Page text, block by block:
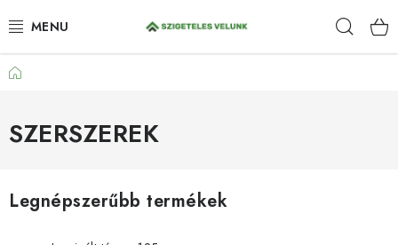
tartalomhoz
HIDROIZOLÁCIÓ
FESTÉKEK ÉS BEHATOLÁSOK
ANTI-GRAFFITI
Kezdőlap
SZERSZEREK
Legnépszerűbb termékek